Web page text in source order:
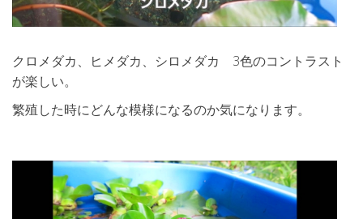
クロメダカ、ヒメダカ、シロメダカ 3色のコントラスト
が楽しい。
繁殖した時にどんな模様になるのか気になります。